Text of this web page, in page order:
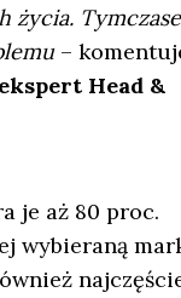
życia.
–
Head &
je aż 80 proc.
wybieraną